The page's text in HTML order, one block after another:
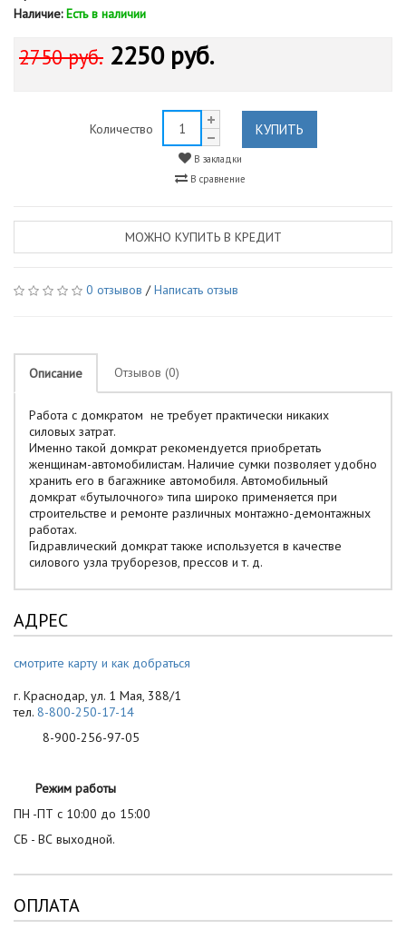
Наличие: Есть в наличии
2750 руб. 2250 руб.
Количество КУПИТЬ
В закладки
В сравнение
МОЖНО КУПИТЬ В КРЕДИТ
0 отзывов /Написать отзыв
Описание Отзывов (0)
Работа с домкратом не требует практически никаких
силовых затрат.
Именно такой домкрат рекомендуется приобретать
женщинам-автомобилистам. Наличие сумки позволяет удобно
хранить его в багажнике автомобиля. Автомобильный
домкрат «бутылочного» типа широко применяется при
строительстве и ремонте различных монтажно-демонтажных
работах.
Гидравлический домкрат также используется в качестве
силового узла труборезов, прессов и т. д.
АДРЕС
смотрите карту и как добраться
г. Краснодар, ул. 1 Мая, 388/1
тел. 8-800-250-17-14
8-900-256-97-05
Режим работы
ПН -ПТ с 10:00 до 15:00
СБ - ВС выходной.
ОПЛАТА